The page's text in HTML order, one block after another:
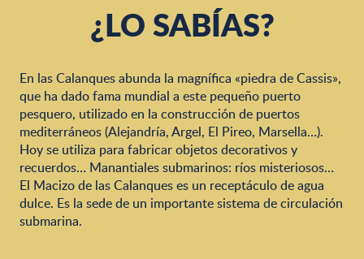
¿LO SABÍAS?
En las Calanques abunda la magnífica «piedra de Cassis»,
que ha dado fama mundial a este pequeño puerto
pesquero, utilizado en la construcción de puertos
mediterráneos (Alejandría, Argel, El Pireo, Marsella…).
Hoy se utiliza para fabricar objetos decorativos y
recuerdos… Manantiales submarinos: ríos misteriosos…
El Macizo de las Calanques es un receptáculo de agua
dulce. Es la sede de un importante sistema de circulación
submarina.